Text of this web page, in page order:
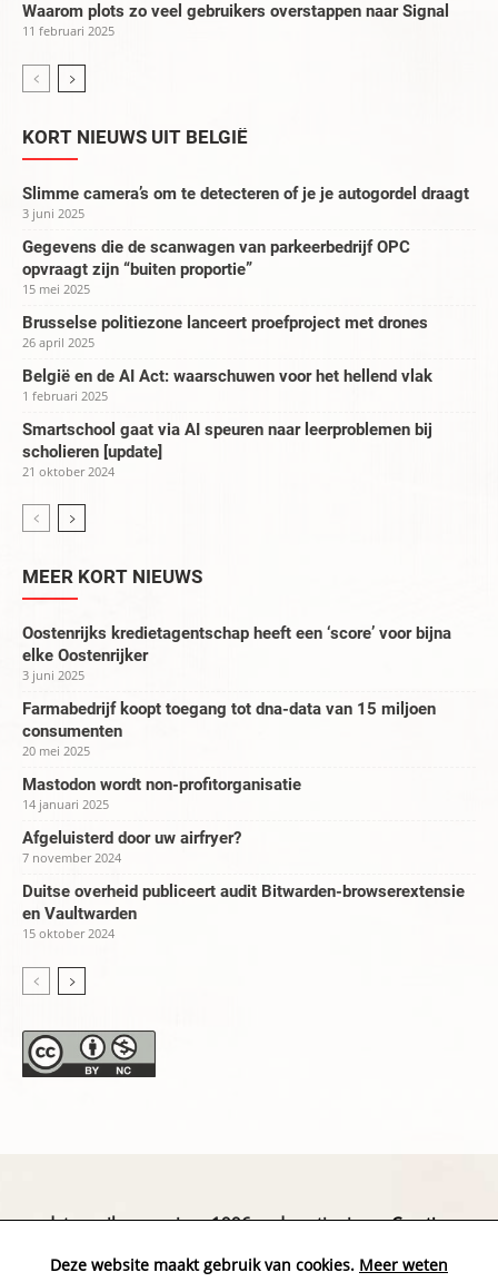
Waarom plots zo veel gebruikers overstappen naar Signal
11 februari 2025
KORT NIEUWS UIT BELGIË
Slimme camera’s om te detecteren of je je autogordel draagt
3 juni 2025
Gegevens die de scanwagen van parkeerbedrijf OPC
opvraagt zijn “buiten proportie”
15 mei 2025
Brusselse politiezone lanceert proefproject met drones
26 april 2025
België en de AI Act: waarschuwen voor het hellend vlak
1 februari 2025
Smartschool gaat via AI speuren naar leerproblemen bij
scholieren [update]
21 oktober 2024
MEER KORT NIEUWS
Oostenrijks kredietagentschap heeft een ‘score’ voor bijna
elke Oostenrijker
3 juni 2025
Farmabedrijf koopt toegang tot dna-data van 15 miljoen
consumenten
20 mei 2025
Mastodon wordt non-profitorganisatie
14 januari 2025
Afgeluisterd door uw airfryer?
7 november 2024
Duitse overheid publiceert audit Bitwarden-browserextensie
en Vaultwarden
15 oktober 2024
datapanik.org – since 1996 and continuing »Creative
Deze website maakt gebruik van cookies. Meer weten